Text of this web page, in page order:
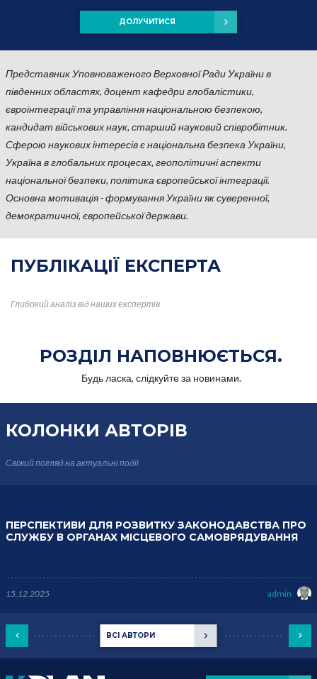
ДОЛУЧИТИСЯ
Представник Уповноваженого Верховної Ради України в
південних областях, доцент кафедри глобалістики,
євроінтеграції та управління національною безпекою,
кандидат військових наук, старший науковий співробітник.
Сферою наукових інтересів є національна безпека України,
Україна в глобальних процесах, геополітичні аспекти
національної безпеки, політика європейської інтеграції.
Основна мотивація - формування України як суверенної,
демократичної, європейської держави.
ПУБЛІКАЦІЇ ЕКСПЕРТА
Глибокий аналіз від нашихекспертів
РОЗДІЛ НАПОВНЮЄТЬСЯ.
Будь ласка, слідкуйте за новинами.
КОЛОНКИ АВТОРІВ
Свіжий погляд на актуальні події
ВСІ АВТОРИ
ПЕРСПЕКТИВИ ДЛЯ РОЗВИТКУ ЗАКОНОДАВСТВА ПРО
СЛУЖБУ В ОРГАНАХ МІСЦЕВОГО САМОВРЯДУВАННЯ
15.12.2025 admin